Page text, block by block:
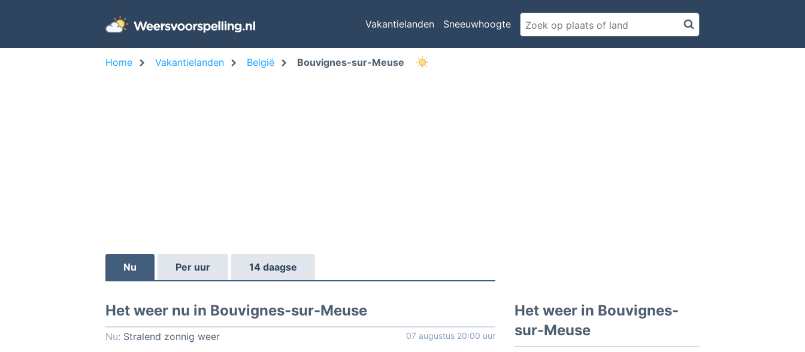
Vakantielanden Sneeuwhoogte
Home Vakantielanden België Bouvignes-sur-Meuse
Nu Per uur 14 daagse
Het weer nu in Bouvignes-sur-Meuse
Nu: Stralend zonnig weer 07 augustus 20:00 uur
Het weer in Bouvignes-
sur-Meuse